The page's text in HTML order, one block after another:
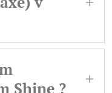
týždňovom
je pre
kláštorný
Vás síce
od bežného
sa pýtať
jasné, čo
Shine ?